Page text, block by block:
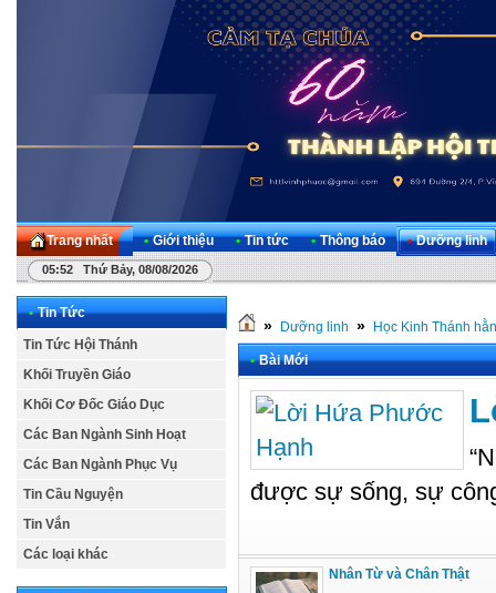
Trang nhất • Giới thiệu • Tin tức • Thông báo • Dưỡng linh
05:52 Thứ Bảy, 08/08/2026
• Tin Tức
Tin Tức Hội Thánh
Khối Truyền Giáo
Khối Cơ Đốc Giáo Dục
Các Ban Ngành Sinh Hoạt
Các Ban Ngành Phục Vụ
Tin Cầu Nguyện
Tin Vắn
Các loại khác
» Dưỡng linh » Học Kinh Thánh
• Bài Mới
được sự sống, sự
Nhân Từ và Chân Thật